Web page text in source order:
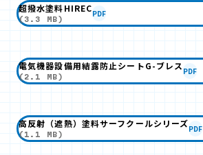
超撥水塗料HIREC
(3.3 MB)
PDF
電気機器設備用結露防止シートG-ブレス
(2.1 MB)
PDF
高反射（遮熱）塗料サーフクールシリーズ
(1.1 MB)
PDF